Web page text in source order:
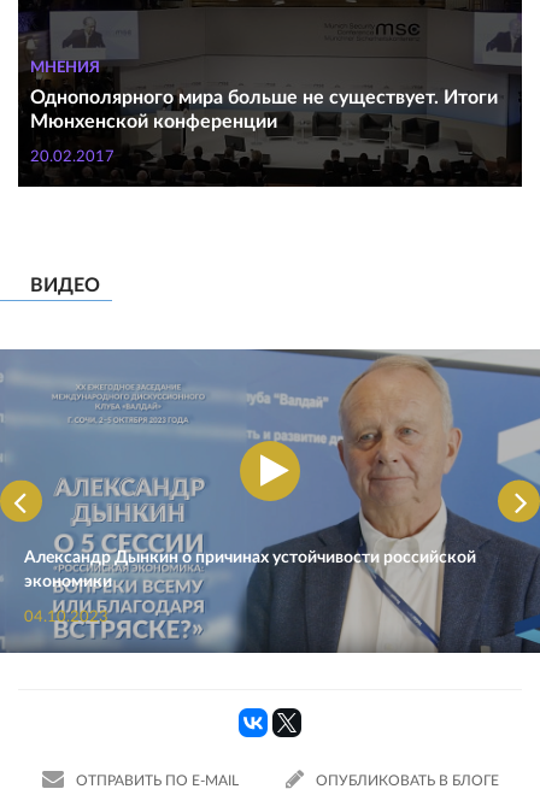
МНЕНИЯ
Однополярного мира больше не существует. Итоги
Мюнхенской конференции
20.02.2017
ВИДЕО
Александр Дынкин о причинах устойчивости российской
экономики
04.10.2023
ОТПРАВИТЬ ПО E-MAIL ОПУБЛИКОВАТЬ В БЛОГЕ